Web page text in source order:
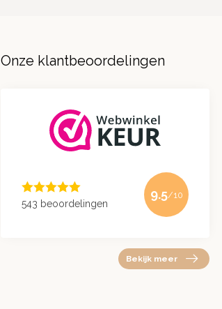
Onze klantbeoordelingen
543 beoordelingen
9.5/10
Bekijk meer